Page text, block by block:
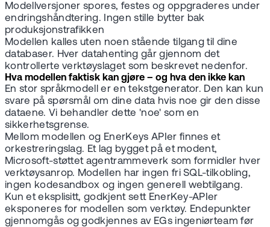
Modellversjoner spores, festes og oppgraderes under
endringshåndtering. Ingen stille bytter bak
produksjonstrafikken
Modellen kalles uten noen stående tilgang til dine
databaser. Hver datahenting går gjennom det
kontrollerte verktøyslaget som beskrevet nedenfor.
Hva modellen faktisk kan gjøre – og hva den ikke kan
En stor språkmodell er en tekstgenerator. Den kan kun
svare på spørsmål om dine data hvis noe gir den disse
dataene. Vi behandler dette 'noe' som en
sikkerhetsgrense.
Mellom modellen og EnerKeys APIer finnes et
orkestreringslag. Et lag bygget på et modent,
Microsoft-støttet agentrammeverk som formidler hver
verktøysanrop. Modellen har ingen fri SQL-tilkobling,
ingen kodesandbox og ingen generell webtilgang.
Kun et eksplisitt, godkjent sett EnerKey-APIer
eksponeres for modellen som verktøy. Endepunkter
gjennomgås og godkjennes av EGs ingeniørteam før